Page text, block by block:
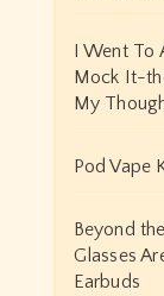
I Went To
Mock It-
My
Pod Vape
Beyond
Glasses
Earbuds